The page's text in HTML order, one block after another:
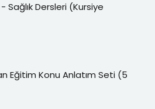
Sağlık Dersleri (Kursiye
Eğitim Konu Anlatım Seti (5